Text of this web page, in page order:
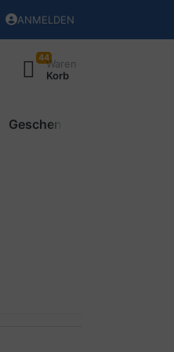
ANMELDEN
44Waren
Korb
Geschenke